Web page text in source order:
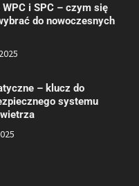
i SPC – czym się
do nowoczesnych
– klucz do
systemu